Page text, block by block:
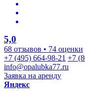
5,0
68 отзывов • 74 оценки
+7 (495) 664-98-21 +7
info@opalubka77.ru
Заявка на аренду
Яндекс